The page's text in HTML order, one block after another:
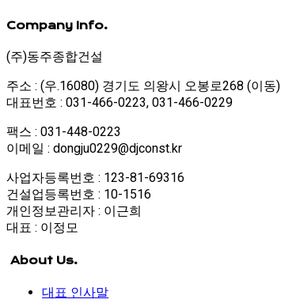
Company Info.
(주)동주종합건설
주소 : (우.16080) 경기도 의왕시 오봉로268 (이동)
대표번호 : 031-466-0223, 031-466-0229
팩스 : 031-448-0223
이메일 : dongju0229@djconst.kr
사업자등록번호 : 123-81-69316
건설업등록번호 : 10-1516
개인정보관리자 : 이근희
대표 : 이정모
About Us.
대표 인사말